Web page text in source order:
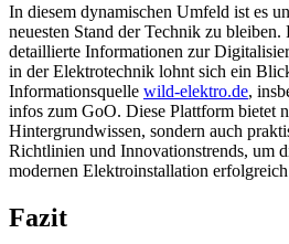
In diesem dynamischen Umfeld ist es
neuesten Stand der Technik zu
detaillierte Informationen zur
in der Elektrotechnik lohnt sich ein
Informationsquelle wild-elektro.de,
infos zum GoO. Diese Plattform bietet
Hintergrundwissen, sondern auch
Richtlinien und Innovationstrends, um
modernen Elektroinstallation
Fazit